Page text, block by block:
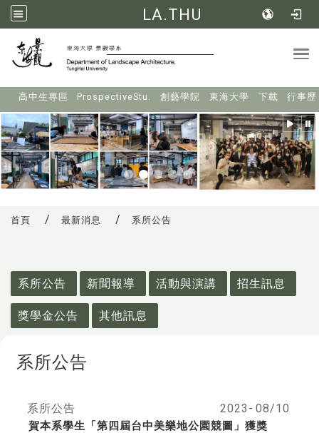
LA.THU
高中生專區 ProspectiveStu. 創藝學院 東海大學 下載 行事歷
首頁 最新消息 系所公告
系所公告
新聞報導 活動與演講 招生訊息
獎學金公告 其他訊息
系所公告
系所公告
賀本系學生「第四屆台中美樂地公園競圖」獲獎
2023- 08/10